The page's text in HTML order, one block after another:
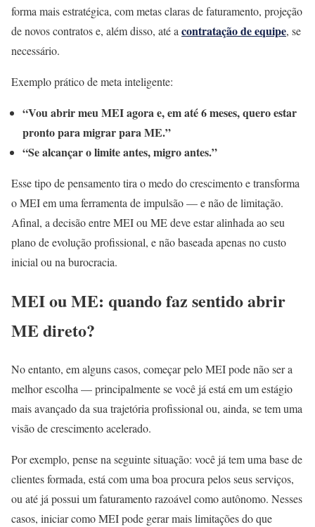
forma mais estratégica, com metas claras de faturamento, projeção
de novos contratos e, além disso, até acontratação de equipe, se
necessário.
Exemplo prático de meta inteligente:
“Vou abrir meu MEI agora e, em até 6 meses, quero estar
pronto para migrar para ME.”
“Se alcançar o limite antes, migro antes.”
Esse tipo de pensamento tira o medo do crescimento e transforma
o MEI em uma ferramenta de impulsão — e não de limitação.
Afinal, a decisão entre MEI ou ME deve estar alinhada ao seu
plano de evolução profissional, e não baseada apenas no custo
inicial ou na burocracia.
MEI ou ME: quando faz sentido abrir
ME direto?
No entanto, em alguns casos, começar pelo MEI pode não ser a
melhor escolha — principalmente se você já está em um estágio
mais avançado da sua trajetória profissional ou, ainda, se tem uma
visão de crescimento acelerado.
Por exemplo, pense na seguinte situação: você já tem uma base de
clientes formada, está com uma boa procura pelos seus serviços,
ou até já possui um faturamento razoável como autônomo. Nesses
casos, iniciar como MEI pode gerar mais limitações do que